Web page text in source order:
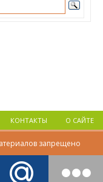
КОНТАКТЫ О САЙТЕ
запрещено